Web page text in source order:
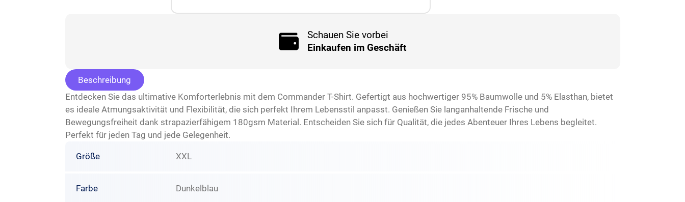
Schauen Sie vorbei
Einkaufen im Geschäft
Beschreibung
Entdecken Sie das ultimative Komforterlebnis mit dem Commander T-Shirt. Gefertigt aus hochwertiger 95% Baumwolle und 5% Elasthan, bietet
es ideale Atmungsaktivität und Flexibilität, die sich perfekt Ihrem Lebensstil anpasst. Genießen Sie langanhaltende Frische und
Bewegungsfreiheit dank strapazierfähigem 180gsm Material. Entscheiden Sie sich für Qualität, die jedes Abenteuer Ihres Lebens begleitet.
Perfekt für jeden Tag und jede Gelegenheit.
Größe XXL
Farbe Dunkelblau